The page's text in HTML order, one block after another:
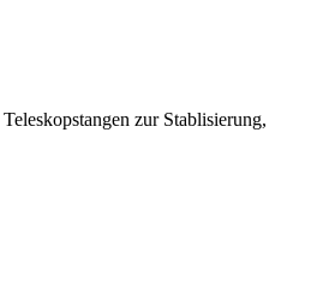
zur Stablisierung,